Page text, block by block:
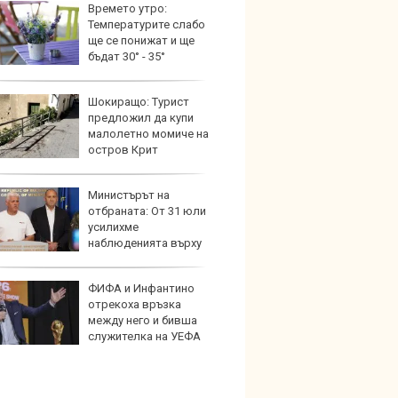
Времето утро:
Температурите слабо
ще се понижат и ще
бъдат 30° - 35°
Шокиращо: Турист
предложил да купи
малолетно момиче на
остров Крит
Министърът на
отбраната: От 31 юли
усилихме
наблюденията върху
ФИФА и Инфантино
отрекоха връзка
между него и бивша
служителка на УЕФА